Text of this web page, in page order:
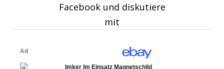
Facebook und diskutiere
mit